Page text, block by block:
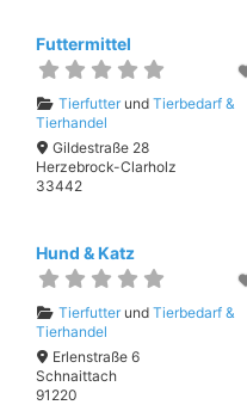
Futtermittel
Tierfutterund Tierbedarf &
Tierhandel
Gildestraße 28
Herzebrock-Clarholz
33442
Hund & Katz
Tierfutterund Tierbedarf &
Tierhandel
Erlenstraße 6
Schnaittach
91220